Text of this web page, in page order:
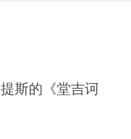
斯的《堂吉诃